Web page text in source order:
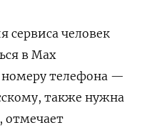
сервиса человек
в Max
номеру телефона —
также нужна
отмечает